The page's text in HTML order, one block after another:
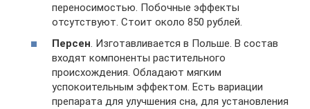
переносимостью. Побочные эффекты
отсутствуют. Стоит около 850 рублей.
Персен. Изготавливается в Польше. В состав
входят компоненты растительного
происхождения. Обладают мягким
успокоительным эффектом. Есть вариации
препарата для улучшения сна, для установления